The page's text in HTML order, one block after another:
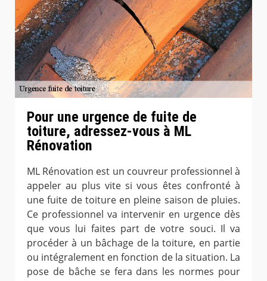
Pour une urgence de fuite de
toiture, adressez-vous à ML
Rénovation
ML Rénovation est un couvreur professionnel à
appeler au plus vite si vous êtes confronté à
une fuite de toiture en pleine saison de pluies.
Ce professionnel va intervenir en urgence dès
que vous lui faites part de votre souci. Il va
procéder à un bâchage de la toiture, en partie
ou intégralement en fonction de la situation. La
pose de bâche se fera dans les normes pour